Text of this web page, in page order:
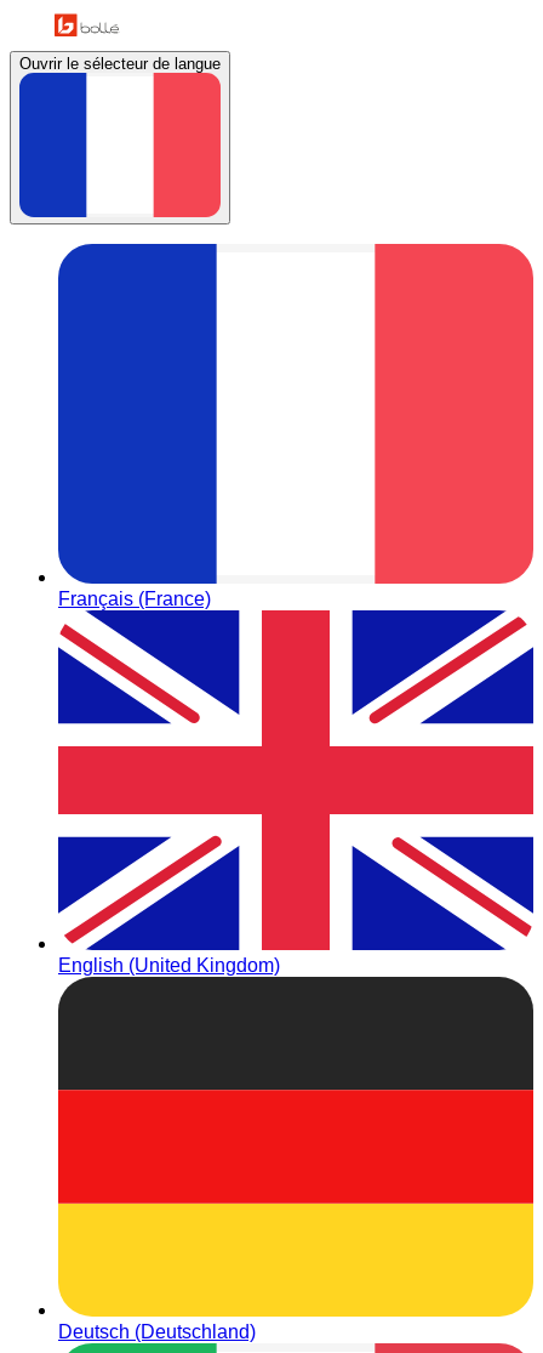
Ouvrir le sélecteur de langue
Français (France)
English (United Kingdom)
Deutsch (Deutschland)